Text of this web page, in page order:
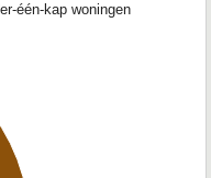
één-kap woningen